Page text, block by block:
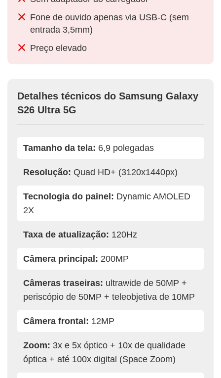
Fone de ouvido apenas via USB-C (sem
entrada 3,5mm)
Preço elevado
Detalhes técnicos do Samsung Galaxy
S26 Ultra 5G
Tamanho da tela: 6,9 polegadas
Resolução: Quad HD+ (3120x1440px)
Tecnologia do painel: Dynamic AMOLED
2X
Taxa de atualização: 120Hz
Câmera principal: 200MP
Câmeras traseiras: ultrawide de 50MP +
periscópio de 50MP + teleobjetiva de 10MP
Câmera frontal: 12MP
Zoom: 3x e 5x óptico + 10x de qualidade
óptica + até 100x digital (Space Zoom)